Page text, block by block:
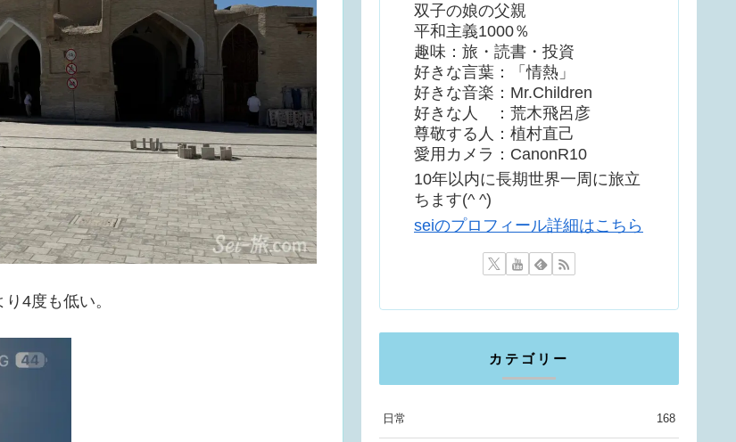
4度も低い。
双子の娘の父親
平和主義1000％
趣味：旅・読書・投資
好きな言葉：「情熱」
好きな音楽：Mr.Children
好きな人 ：荒木飛呂彦
尊敬する人：植村直己
愛用カメラ：CanonR10
10年以内に長期世界一周に旅立
ちます(^ ^)
seiのプロフィール詳細はこちら
カテゴリー
日常 168